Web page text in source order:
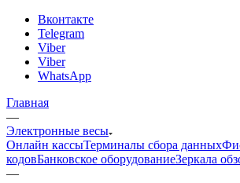
Вконтакте
Telegram
Viber
Viber
WhatsApp
Главная
—
Электронные весы
Онлайн кассыТерминалы сбора данных
кодовБанковское оборудованиеЗеркала
—